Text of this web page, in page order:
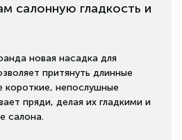
салонную гладкость и
новая насадка для
притянуть длинные
короткие, непослушные
пряди, делая их гладкими и
салона.